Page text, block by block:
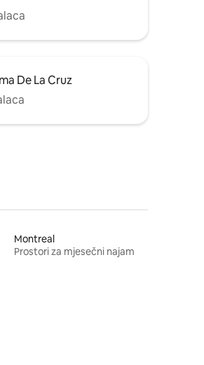
De La Cruz
Montreal
Prostori za mjesečni najam